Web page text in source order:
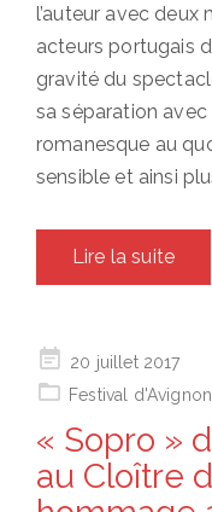
l’auteur avec
acteurs portugais
gravité du
sa séparation
romanesque au
sensible et ainsi
Lire la suite
Posted
on
20 juillet 2017
Festival
« Sopro »
au Cloître